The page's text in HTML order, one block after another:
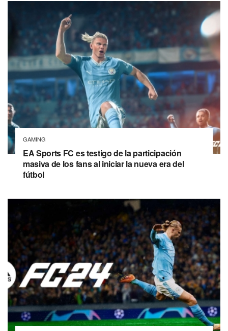
GAMING
EA Sports FC es testigo de la participación
masiva de los fans al iniciar la nueva era del
fútbol